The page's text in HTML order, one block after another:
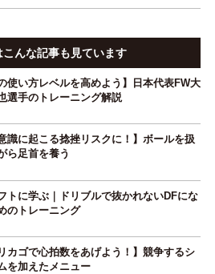
んな記事も見ています
使い方レベルを高めよう】日本代表FW大
選手のトレーニング解説
識に起こる捻挫リスクに！】ボールを扱
ら足首を養う
トに学ぶ｜ドリブルで抜かれないDFにな
のトレーニング
カゴで心拍数をあげよう！】競争するシ
を加えたメニュー